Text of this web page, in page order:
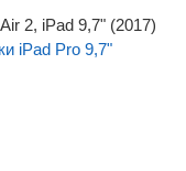
2, iPad 9,7" (2017)
iPad Pro 9,7"